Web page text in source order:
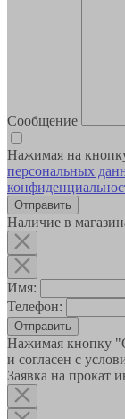
Сообщение
Нажимая на
персональных
Наличие в
Имя:
Телефон:
Отправить
Нажимая кнопку
и согласен с
Заявка на прокат